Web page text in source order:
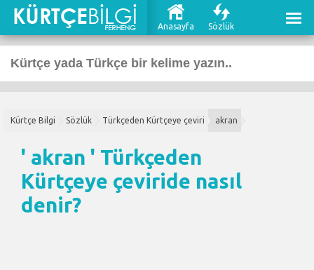
Anasayfa Sözlük
Kürtçe Bilgi Sözlük Türkçeden Kürtçeye çeviri akran
' akran ' Türkçeden
Kürtçeye çeviride nasıl
denir?